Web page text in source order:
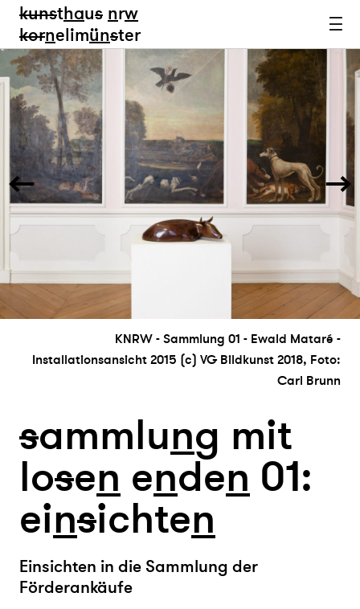
kunsthaus nrw
kornelimünster
KNRW - Sammlung 01 - Ewald Mataré -
Installationsansicht 2015 (c) VG Bildkunst 2018, Foto:
Carl Brunn
sammlung mit
losen enden 01:
einsichten
Einsichten in die Sammlung der
Förderankäufe